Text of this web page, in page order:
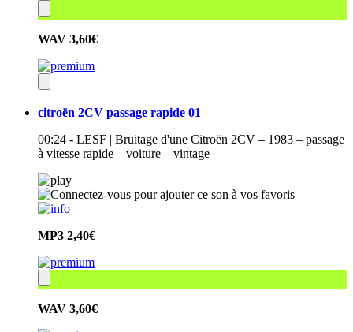
WAV 3,60€
citroën 2CV passage rapide 01
00:24 - LESF | Bruitage d'une Citroën 2CV – 1983 – passage
à vitesse rapide – voiture – vintage
MP3 2,40€
WAV 3,60€